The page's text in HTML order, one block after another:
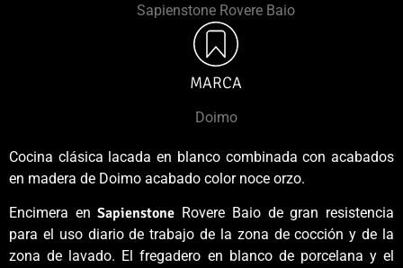
Sapienstone Rovere Baio
MARCA
Doimo
Cocina clásica lacada en blanco combinada con acabados
en madera de Doimo acabado color noce orzo.
Encimera enSapienstone Rovere Baio de gran resistencia
para el uso diario de trabajo de la zona de cocción y de la
zona de lavado. El fregadero en blanco de porcelana y el